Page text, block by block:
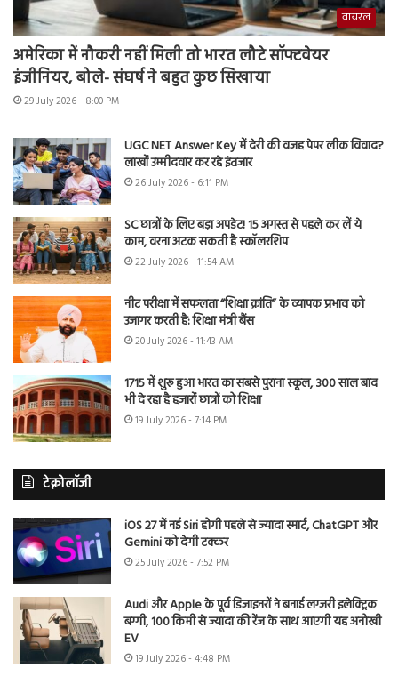
वायरल
अमेरिका में नौकरी नहीं मिली तो भारत लौटे सॉफ्टवेयर
इंजीनियर, बोले- संघर्ष ने बहुत कुछ सिखाया
29 July 2026 - 8:00 PM
UGC NET Answer Key में देरी की वजह पेपर लीक विवाद?
लाखों उम्मीदवार कर रहे इंतजार
26 July 2026 - 6:11 PM
SC छात्रों के लिए बड़ा अपडेट! 15 अगस्त से पहले कर लें ये
काम, वरना अटक सकती है स्कॉलरशिप
22 July 2026 - 11:54 AM
नीट परीक्षा में सफलता “शिक्षा क्रांति” के व्यापक प्रभाव को
उजागर करती है: शिक्षा मंत्री बैंस
20 July 2026 - 11:43 AM
1715 में शुरू हुआ भारत का सबसे पुराना स्कूल, 300 साल बाद
भी दे रहा है हजारों छात्रों को शिक्षा
19 July 2026 - 7:14 PM
टेक्नोलॉजी
iOS 27 में नई Siri होगी पहले से ज्यादा स्मार्ट, ChatGPT और
Gemini को देगी टक्कर
25 July 2026 - 7:52 PM
Audi और Apple के पूर्व डिजाइनरों ने बनाई लग्जरी इलेक्ट्रिक
बग्गी, 100 किमी से ज्यादा की रेंज के साथ आएगी यह अनोखी
EV
19 July 2026 - 4:48 PM